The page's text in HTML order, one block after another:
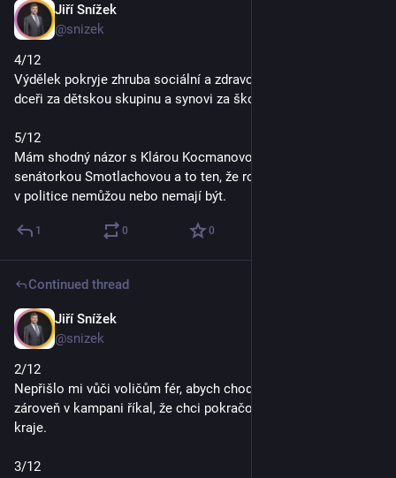
Jiří Snížek
@snizek
4/12
Výdělek pokryje zhruba sociální a zdravotní a to, co platíme
dceři za dětskou skupinu a synovi za školku, ale aspoň něco.
5/12
Mám shodný názor s Klárou Kocmanovou nebo paní
senátorkou Smotlachovou a to ten, že rodiče s malými dětmi
v politice nemůžou nebo nemají být.
1 0 0
Continued thread
Jiří Snížek
@snizek
2/12
Nepřišlo mi vůči voličům fér, abych chodil na výběrka a
zároveň v kampani říkal, že chci pokračovat v práci v radě
kraje.
3/12